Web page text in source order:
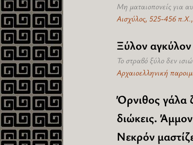
Μη ματαιοπονείς για
Αισχύλος, 525-456 π.Χ.,
Ξύλον
Το στραβό ξύλο δεν
Αρχαιοελληνική
Όρνιθος γάλα
διώκεις.
Νεκρόν